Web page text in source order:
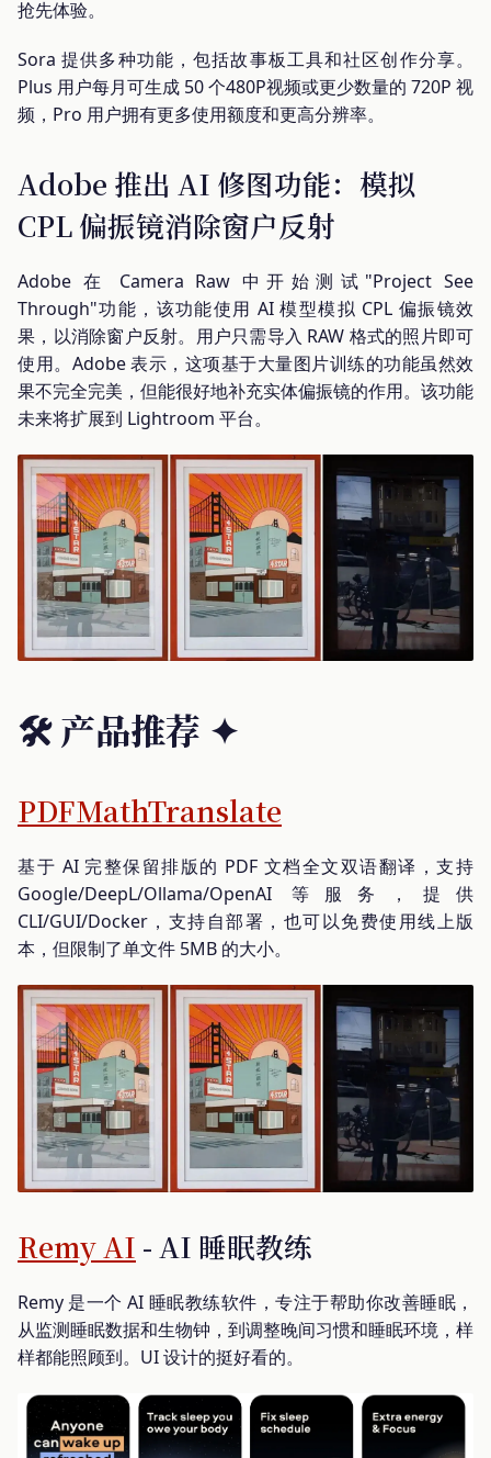
抢先体验。
Sora 提供多种功能，包括故事板工具和社区创作分享。
Plus 用户每月可生成 50 个480P视频或更少数量的 720P 视
频，Pro 用户拥有更多使用额度和更高分辨率。
Adobe 推出 AI 修图功能：模拟
CPL 偏振镜消除窗户反射
Adobe 在 Camera Raw 中开始测试"Project See
Through"功能，该功能使用 AI 模型模拟 CPL 偏振镜效
果，以消除窗户反射。用户只需导入 RAW 格式的照片即可
使用。Adobe 表示，这项基于大量图片训练的功能虽然效
果不完全完美，但能很好地补充实体偏振镜的作用。该功能
未来将扩展到 Lightroom 平台。
🛠️ 产品推荐 ✦
PDFMathTranslate
基于 AI 完整保留排版的 PDF 文档全文双语翻译，支持
Google/DeepL/Ollama/OpenAI 等服务，提供
CLI/GUI/Docker，支持自部署，也可以免费使用线上版
本，但限制了单文件 5MB 的大小。
Remy AI - AI 睡眠教练
Remy 是一个 AI 睡眠教练软件，专注于帮助你改善睡眠，
从监测睡眠数据和生物钟，到调整晚间习惯和睡眠环境，样
样都能照顾到。UI 设计的挺好看的。